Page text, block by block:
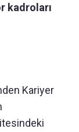
kadroları
Kariyer